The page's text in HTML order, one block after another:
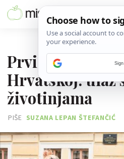
Prvi 'pet
Hrvatskoj: ulaz
životinjama
PIŠE SUZANA LEPAN ŠTEFANČIĆ